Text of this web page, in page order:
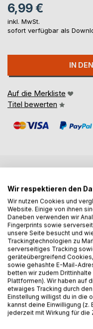
6,99 €
inkl. MwSt.
sofort verfügbar als
IN
Auf die Merkliste
Titel bewerten
"Wie in Trance hebe
Gesicht und erkenne
angerichtet habe. Die
sie unbefleckt."
Hunderte Jahre sind
Sommerkönigreich
der Kontinent wurde zu
Als Tochter des letzten
Wir respektieren den
Wir nutzen Cookies und
Website. Einige von ihnen
Daneben verwenden wir
Fingerprints sowie
unsere Seite besucht und
Trackingtechnologien zu
serverseitiges Tracking
geräteübergreifend
sowie gehashte E-Mail-
betten wir zudem
Plattformen). Wir haben auf
etwaiges Tracking durch
Einstellung willigst du in die
kannst deine Einwilligung (z.
jederzeit mit Wirkung für die